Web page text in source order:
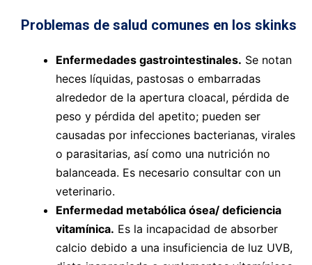
Problemas de salud comunes en los skinks
Enfermedades gastrointestinales. Se notan
heces líquidas, pastosas o embarradas
alrededor de la apertura cloacal, pérdida de
peso y pérdida del apetito; pueden ser
causadas por infecciones bacterianas, virales
o parasitarias, así como una nutrición no
balanceada. Es necesario consultar con un
veterinario.
Enfermedad metabólica ósea/ deficiencia
vitamínica. Es la incapacidad de absorber
calcio debido a una insuficiencia de luz UVB,